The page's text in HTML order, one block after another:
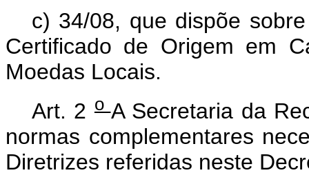
c) 34/08, que dispõe
Certificado de Origem em
Moedas Locais.
Art. 2 o A Secretaria da
normas complementares
Diretrizes referidas neste